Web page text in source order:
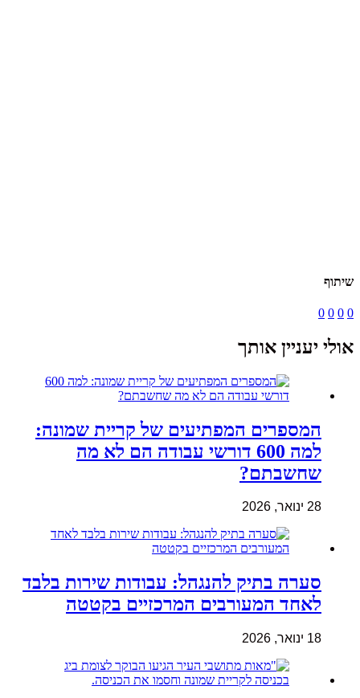
שיתוף
0
0
0
0
אולי יעניין אותך
המספרים המפתיעים של קריית שמונה:
למה 600 דורשי עבודה הם לא מה
שחשבתם?
28 ינואר, 2026
סערה בתיק להנגהל: עבודות שירות בלבד
לאחד המעורבים המרכזיים בקטטה
18 ינואר, 2026